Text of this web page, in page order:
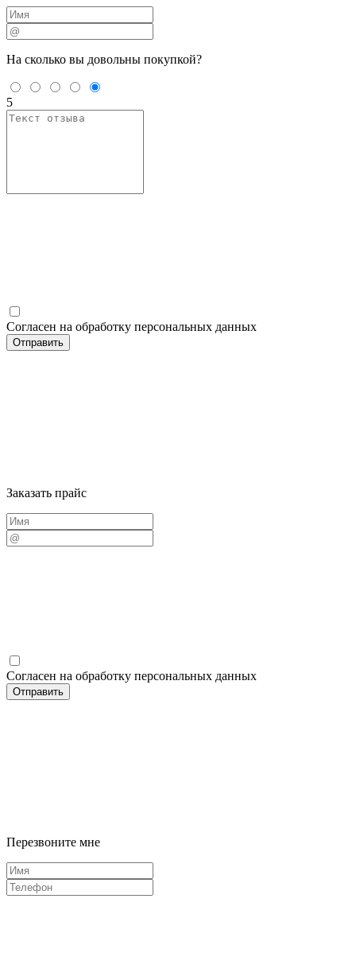
На сколько вы довольны покупкой?
5
Согласен на обработку персональных данных
Заказать прайс
Согласен на обработку персональных данных
Отправить
Перезвоните мне